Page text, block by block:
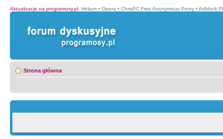
Aktualizacje na programosy.pl: Helium • Opera • ChrisPC Free Anonymous Proxy • Adblock
Strona główna